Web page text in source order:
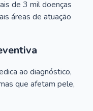
de 3 mil doenças
áreas de atuação
ao diagnóstico,
que afetam pele,